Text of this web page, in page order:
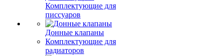
Комплектующие для
писсуаров
Донные клапаны
Комплектующие для
радиаторов